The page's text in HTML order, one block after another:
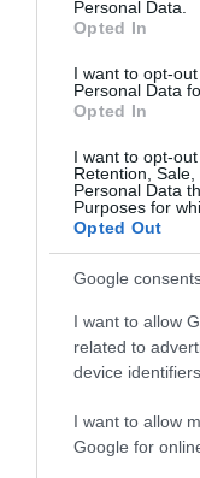
Personal Data.
Opted In
I want to opt-
Personal Data
Opted In
I want to opt-
Retention,
Personal Data
Purposes for
Opted Out
Google
I want to allow
related to
device
I want to allow
Google for
επιχειρήσεων στον
χώρο της άμυνας
31.07.2026
Η πιο ταξιδιάρικη
βαλίτσα του
υπογραφή της
31.07.2026
ΟΛΗ Η